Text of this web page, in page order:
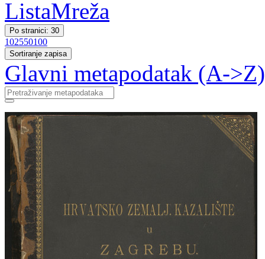
ListaMreža
Po stranici: 30
102550100
Sortiranje zapisa
Glavni metapodatak (A->Z)